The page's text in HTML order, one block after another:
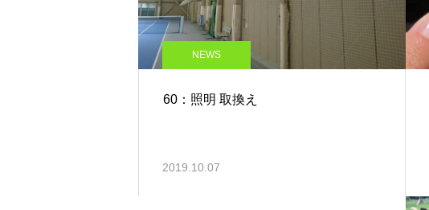
NEWS
60：照明 取換え
2019.10.07